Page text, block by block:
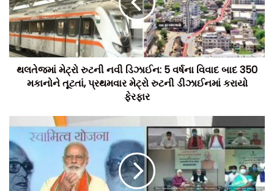
મુંબઈ-નાગપુર કોરિડોર પર કુલ 33 બ્રીજ નિર્માંણ પામશે
કોરિડોર સાથે તૈયાર થનારા 33 મુખ્ય પુલોમાં વર્ધા, બુલઢાણા, નાસિક,
થાણે તથા નાગપુરના પાંચ પુલોમાં પ્રસિદ્ધ ડિઝાઈન હશે. વર્ધા ઉપરાંત
અન્ય ચાર પુલોની ડિઝાઈન અંગે વિચારણા કરવામાં આવી રહી છે.
થલતેજમાં મેટ્રો રુટની નવી ડિઝાઈન: 5 વર્ષના વિવાદ બાદ 350
મકાનોને તૂટતાં, પ્રથમવાર મેટ્રો રુટની ડીઝાઈનમાં કરાયો
ફેરફાર